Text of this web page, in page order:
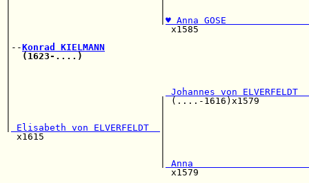
♥ Anna GOSE
|                             x1585
|--Konrad KIELMANN
(1623-....)
Johannes von ELVERFELDT
|                           | (....-
Elisabeth von ELVERFELDT
x1615                     |
Anna
x1579